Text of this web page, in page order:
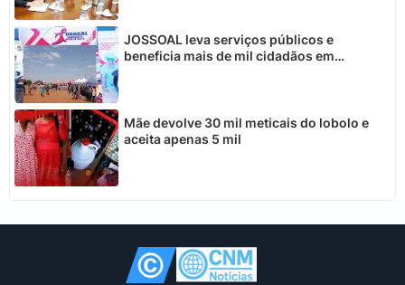
JOSSOAL leva serviços públicos e
beneficia mais de mil cidadãos em
Mãe devolve 30 mil meticais do lobolo e
aceita apenas 5 mil